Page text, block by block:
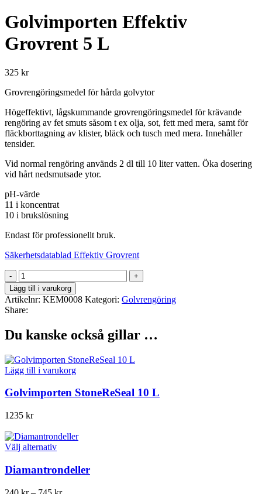
Golvimporten Effektiv
Grovrent 5 L
325 kr
Grovrengöringsmedel för hårda golvytor
Högeffektivt, lågskummande grovrengöringsmedel för krävande
rengöring av fet smuts såsom t ex olja, sot, fett med mera, samt för
fläckborttagning av klister, bläck och tusch med mera. Innehåller
tensider.
Vid normal rengöring används 2 dl till 10 liter vatten. Öka dosering
vid hårt nedsmutsade ytor.
pH-värde
11 i koncentrat
10 i brukslösning
Endast för professionellt bruk.
Säkerhetsdatablad Effektiv Grovrent
Golvimporten
Effektiv
Grovrent
5
L
Lägg till i varukorg
Artikelnr: KEM0008 Kategori: Golvrengöring
Share:
Du kanske också gillar …
Lägg till i varukorg
Golvimporten StoneReSeal 10 L
1235 kr
Välj alternativDen
produkten
har
Diamantrondeller
Prisintervall: